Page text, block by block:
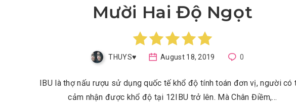
Mười Hai Độ Ngọt
THUYS♥️ August 18, 2019 0
IBU là thợ nấu rượu sử dụng quốc tế khổ độ tính toán đơn vị, người có
cảm nhận được khổ độ tại 12IBU trở lên. Mà Chân Điềm,…